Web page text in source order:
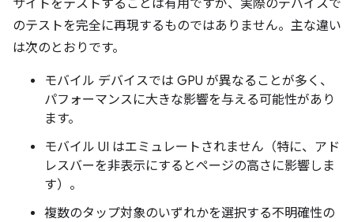
サイトをテストすることは有用ですが、実際のデバイスで
のテストを完全に再現するものではありません。主な違い
は次のとおりです。
モバイル デバイスでは GPU が異なることが多く、
パフォーマンスに大きな影響を与える可能性があり
ます。
モバイル UI はエミュレートされません（特に、アド
レスバーを非表示にするとページの高さに影響しま
す）。
複数のタップ対象のいずれかを選択する不明確性の